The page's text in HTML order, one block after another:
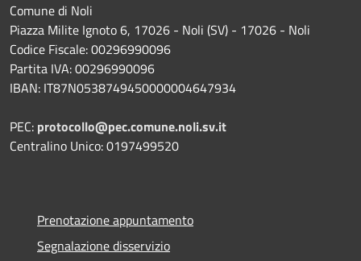
Comune di Noli
Piazza Milite Ignoto 6, 17026 - Noli (SV) - 17026 - Noli
Codice Fiscale: 00296990096
Partita IVA: 00296990096
IBAN: IT87N0538749450000004647934
PEC: protocollo@pec.comune.noli.sv.it
Centralino Unico: 0197499520
Prenotazione appuntamento
Segnalazione disservizio